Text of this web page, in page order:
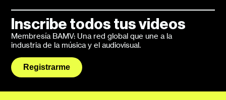
Inscribe todos tus videos
Membresía BAMV: Una red global que une a la
industria de la música y el audiovisual.
Registrarme